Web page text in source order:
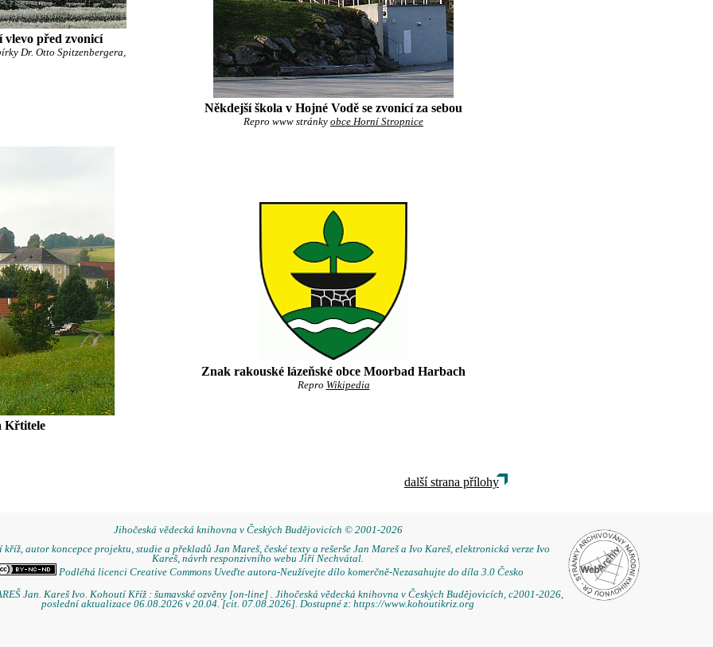
vlevo před zvonicí
Dr. Otto Spitzenbergera,
Někdejší škola v Hojné Vodě se zvonicí za sebou
Repro www stránky obce Horní Stropnice
Křtitele
Znak rakouské lázeňské obce Moorbad Harbach
Repro Wikipedia
další strana přílohy
Jihočeská vědecká knihovna v Českých Budějovicích © 2001-2026
autor koncepce projektu, studie a překladů Jan Mareš, české texty a rešerše Jan Mareš a Ivo Kareš, elektronická verze Ivo
Kareš, návrh responzivního webu Jiří Nechvátal.
Podléhá licenci Creative Commons Uveďte autora-Neužívejte dílo komerčně-Nezasahujte do díla 3.0 Česko
Jan. Kareš Ivo. Kohoutí Kříž : šumavské ozvěny [on-line] . Jihočeská vědecká knihovna v Českých Budějovicích, c2001-2026,
poslední aktualizace 06.08.2026 v 20.04. [cit. 07.08.2026]. Dostupné z: https://www.kohoutikriz.org